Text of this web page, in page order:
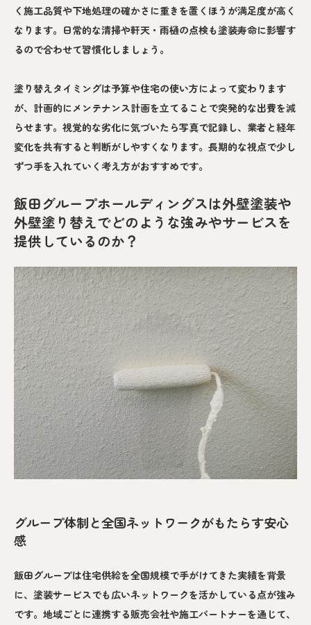
く施工品質や下地処理の確かさに重きを置くほうが満足度が高く
なります。日常的な清掃や軒天・雨樋の点検も塗装寿命に影響す
るので合わせて習慣化しましょう。
塗り替えタイミングは予算や住宅の使い方によって変わります
が、計画的にメンテナンス計画を立てることで突発的な出費を減
らせます。視覚的な劣化に気づいたら写真で記録し、業者と経年
変化を共有すると判断がしやすくなります。長期的な視点で少し
ずつ手を入れていく考え方がおすすめです。
飯田グループホールディングスは外壁塗装や
外壁塗り替えでどのような強みやサービスを
提供しているのか？
グループ体制と全国ネットワークがもたらす安心
感
飯田グループは住宅供給を全国規模で手がけてきた実績を背景
に、塗装サービスでも広いネットワークを活かしている点が強み
です。地域ごとに連携する販売会社や施工パートナーを通じて、